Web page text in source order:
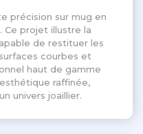
précision sur mug en
. Ce projet illustre la
de restituer les
courbes et
haut de gamme
raffinée,
univers joaillier.